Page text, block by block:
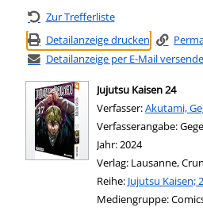
Zur Trefferliste
Detailanzeige drucken
Detailanzeige per E-Mail
Jujutsu Kaisen 24
Verfasser:Suche nach
Akutami,
Verfasserangabe:
Jahr:2024
Verlag: Lausanne,
Reihe: Jujutsu Kaisen;
Mediengruppe: